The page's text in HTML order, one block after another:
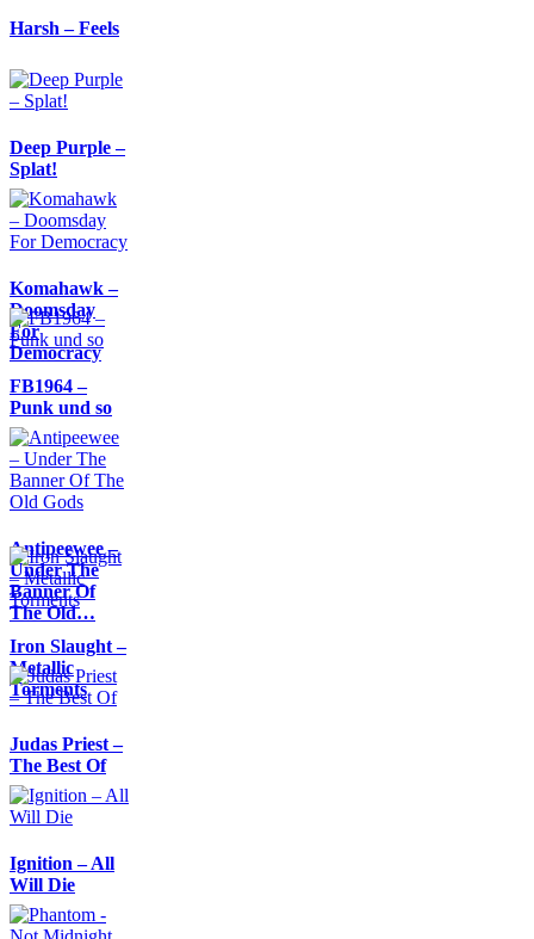
Harsh – Feels
Deep Purple –
Splat!
Komahawk –
Doomsday
For
Democracy
FB1964 –
Punk und so
Antipeewee –
Under The
Banner Of
The Old…
Iron Slaught –
Metallic
Torments
Judas Priest –
The Best Of
Ignition – All
Will Die